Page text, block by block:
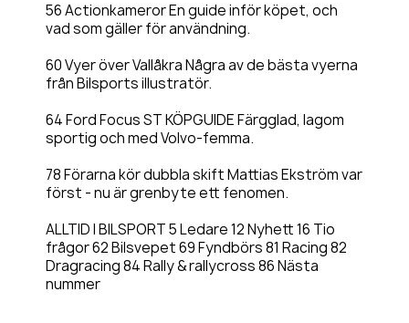
56 Actionkameror En guide inför köpet, och
vad som gäller för användning.
60 Vyer över Vallåkra Några av de bästa vyerna
från Bilsports illustratör.
64 Ford Focus ST KÖPGUIDE Färgglad, lagom
sportig och med Volvo-femma.
78 Förarna kör dubbla skift Mattias Ekström var
först - nu är grenbyte ett fenomen.
ALLTID I BILSPORT 5 Ledare 12 Nyhett 16 Tio
frågor 62 Bilsvepet 69 Fyndbörs 81 Racing 82
Dragracing 84 Rally & rallycross 86 Nästa
nummer